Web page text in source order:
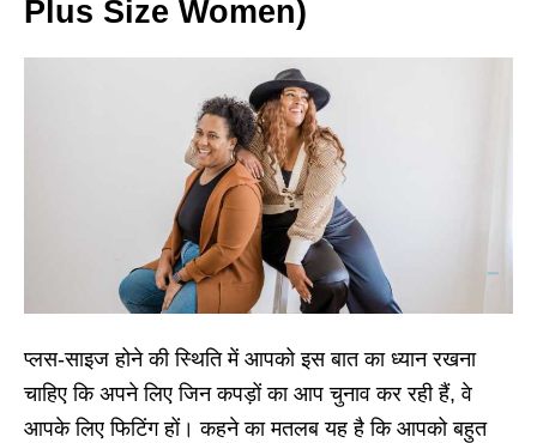
Plus Size Women)
प्लस-साइज होने की स्थिति में आपको इस बात का ध्यान रखना
चाहिए कि अपने लिए जिन कपड़ों का आप चुनाव कर रही हैं, वे
आपके लिए फिटिंग हों। कहने का मतलब यह है कि आपको बहुत